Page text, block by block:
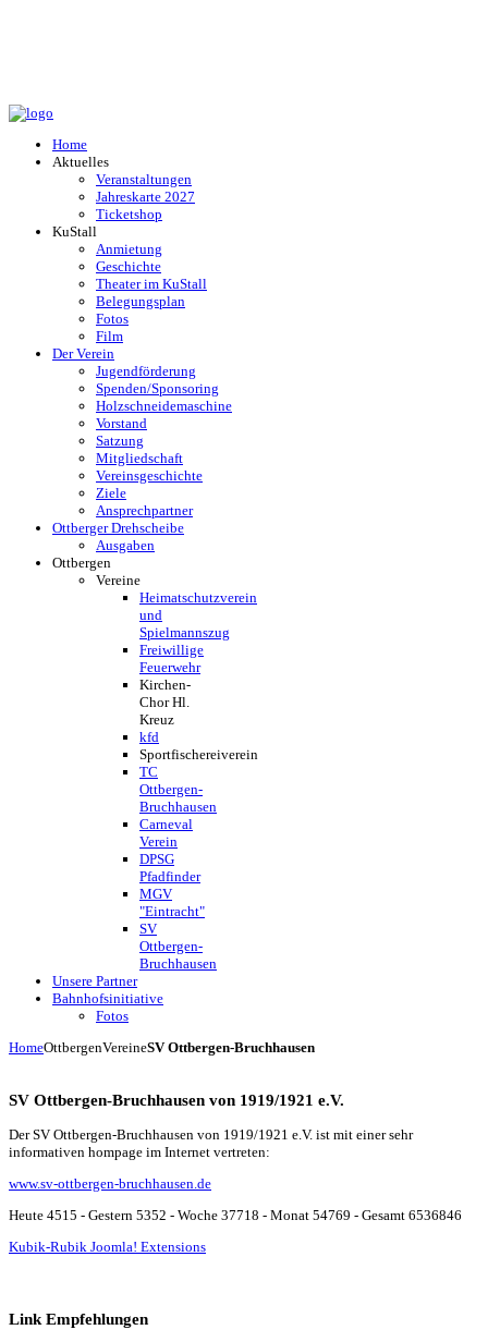
Home
Aktuelles
Veranstaltungen
Jahreskarte 2027
Ticketshop
KuStall
Anmietung
Geschichte
Theater im KuStall
Belegungsplan
Fotos
Film
Der Verein
Jugendförderung
Spenden/Sponsoring
Holzschneidemaschine
Vorstand
Satzung
Mitgliedschaft
Vereinsgeschichte
Ziele
Ansprechpartner
Ottberger Drehscheibe
Ausgaben
Ottbergen
Vereine
Heimatschutzverein
und
Spielmannszug
Freiwillige
Feuerwehr
Kirchen-
Chor Hl.
Kreuz
kfd
Sportfischereiverein
TC
Ottbergen-
Bruchhausen
Carneval
Verein
DPSG
Pfadfinder
MGV
"Eintracht"
SV
Ottbergen-
Bruchhausen
Unsere Partner
Bahnhofsinitiative
Fotos
HomeOttbergenVereineSV Ottbergen-Bruchhausen
SV Ottbergen-Bruchhausen von 1919/1921 e.V.
Der SV Ottbergen-Bruchhausen von 1919/1921 e.V. ist mit einer sehr
informativen hompage im Internet vertreten:
www.sv-ottbergen-bruchhausen.de
Heute 4515 - Gestern 5352 - Woche 37718 - Monat 54769 - Gesamt 6536846
Kubik-Rubik Joomla! Extensions
Link Empfehlungen